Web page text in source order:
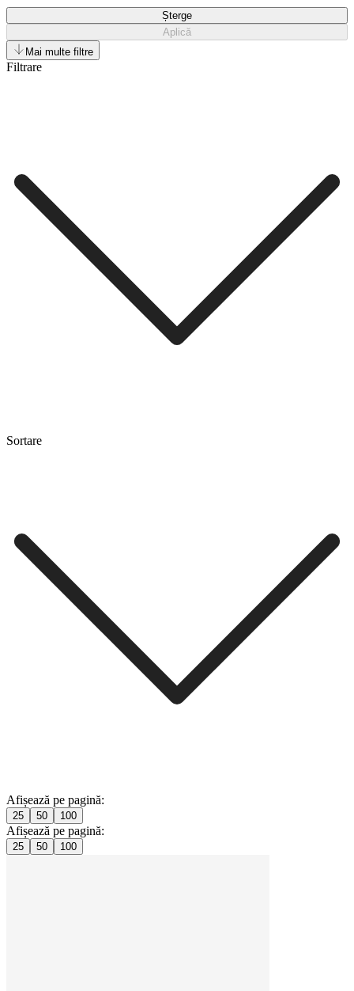
Șterge
Aplică
Mai multe filtre
Filtrare
Sortare
Afișează pe pagină:
25 50 100
Afișează pe pagină:
25 50 100